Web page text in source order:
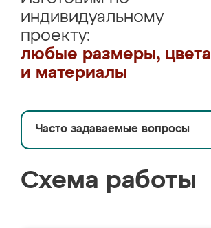
индивидуальному
проекту:
любые размеры, цвета
и материалы
Часто задаваемые вопросы
Схема работы